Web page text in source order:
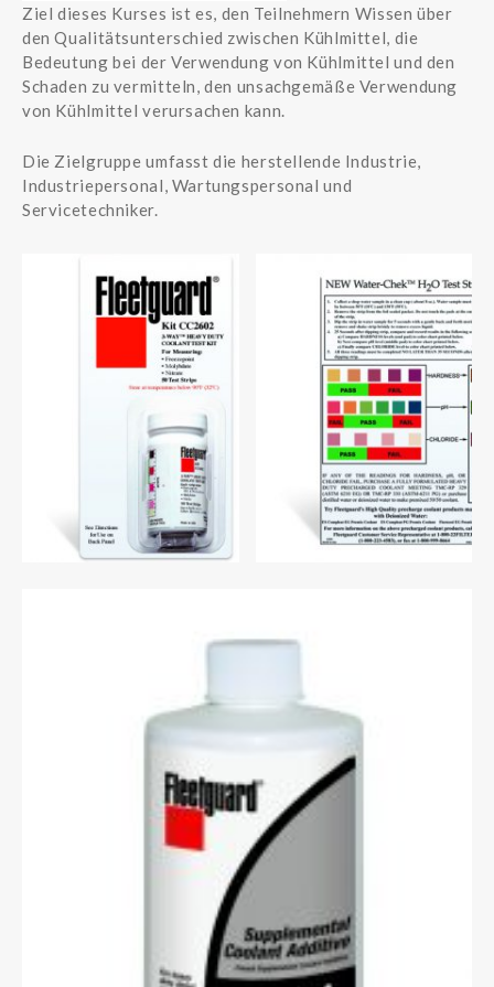
Ziel dieses Kurses ist es, den Teilnehmern Wissen über
den Qualitätsunterschied zwischen Kühlmittel, die
Bedeutung bei der Verwendung von Kühlmittel und den
Schaden zu vermitteln, den unsachgemäße Verwendung
von Kühlmittel verursachen kann.
Die Zielgruppe umfasst die herstellende Industrie,
Industriepersonal, Wartungspersonal und
Servicetechniker.